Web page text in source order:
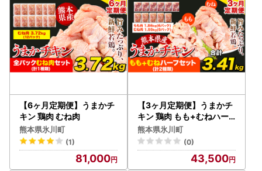
【6ヶ月定期便】うまかチ
キン 鶏肉 むね肉
熊本県氷川町
(1)
81,000
【3ヶ月定期便】うまかチ
キン 鶏肉 もも+むねハー
フセット(計2種類) 3.41kg
熊本県氷川町
(0)
43,500